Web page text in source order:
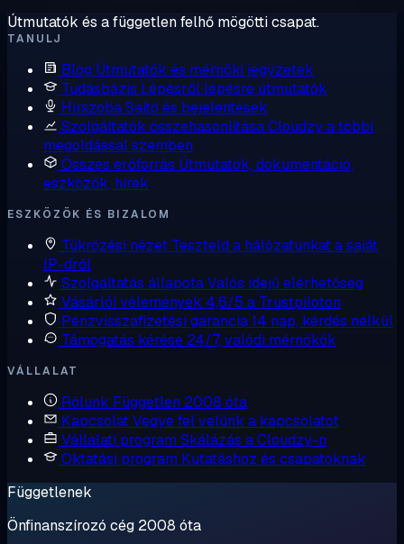
Útmutatók és a független felhő mögötti csapat.
TANULJ
Blog Útmutatók és mérnöki jegyzetek
Tudásbázis Lépésről lépésre útmutatók
HírszobaSajtó és bejelentések
Szolgáltatók összehasonlításaCloudzy a többi
megoldással szemben
Összes erőforrás Útmutatók, dokumentáció,
eszközök, hírek
ESZKÖZÖK ÉS BIZALOM
Tükrözési nézet Teszteld a hálózatunkat a saját
IP-dről
Szolgáltatás állapotaValós idejű elérhetőség
Vásárlói vélemények 4,6/5 a Trustpiloton
Pénzvisszafizetési garancia14 nap, kérdés nélkül
Támogatás kérése 24/7, valódi mérnökök
VÁLLALAT
Rólunk Független 2008 óta
KapcsolatVegye fel velünk a kapcsolatot
Vállalati program Skálázás a Cloudzy-n
Oktatási program Kutatáshoz és csapatoknak
Függetlenek
Önfinanszírozó cég 2008 óta